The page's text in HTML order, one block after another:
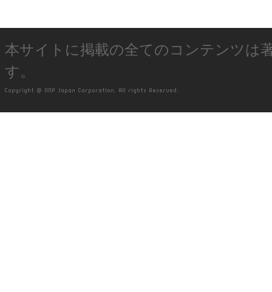
本サイトに掲載の全てのコンテンツは
す。